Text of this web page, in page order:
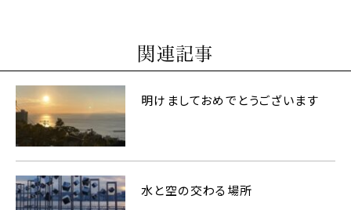
関連記事
明けましておめでとうございます
水と空の交わる場所